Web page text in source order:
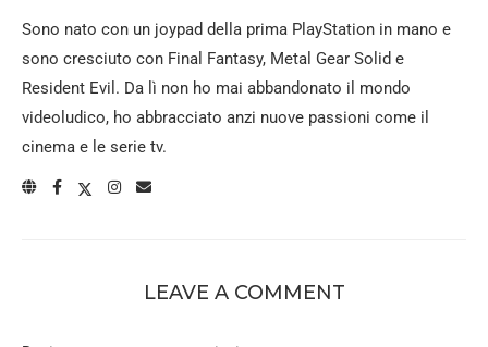
Sono nato con un joypad della prima PlayStation in mano e
sono cresciuto con Final Fantasy, Metal Gear Solid e
Resident Evil. Da lì non ho mai abbandonato il mondo
videoludico, ho abbracciato anzi nuove passioni come il
cinema e le serie tv.
LEAVE A COMMENT